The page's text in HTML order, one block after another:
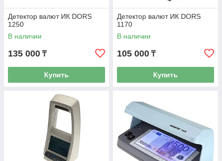
Детектор валют ИК DORS
1250
В наличии
135 000 ₸
Купить
Детектор валют ИК DORS
1170
В наличии
105 000 ₸
Купить